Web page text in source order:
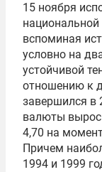
15 ноября
национальной
вспоминая
условно на
устойчивой
отношению к
завершился в
валюты вырос
4,70 на
Причем
1994 и 1999